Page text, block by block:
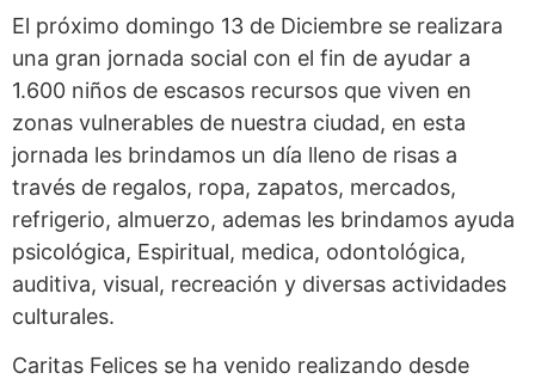
El próximo domingo 13 de Diciembre se realizara
una gran jornada social con el fin de ayudar a
1.600 niños de escasos recursos que viven en
zonas vulnerables de nuestra ciudad, en esta
jornada les brindamos un día lleno de risas a
través de regalos, ropa, zapatos, mercados,
refrigerio, almuerzo, ademas les brindamos ayuda
psicológica, Espiritual, medica, odontológica,
auditiva, visual, recreación y diversas actividades
culturales.
Caritas Felices se ha venido realizando desde